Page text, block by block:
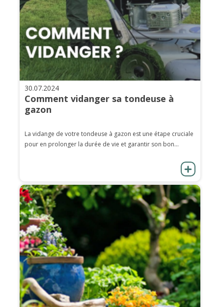
30.07.2024
Comment vidanger sa tondeuse à
gazon
La vidange de votre tondeuse à gazon est une étape cruciale
pour en prolonger la durée de vie et garantir son bon...